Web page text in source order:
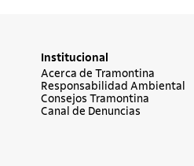
Institucional
Acerca de Tramontina
Responsabilidad Ambiental
Consejos Tramontina
Canal de Denuncias